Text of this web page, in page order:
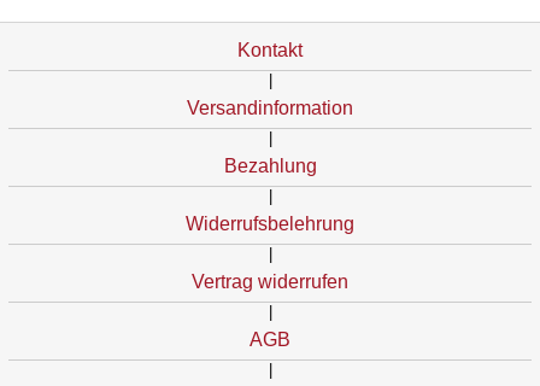
Kontakt
Versandinformation
Bezahlung
Widerrufsbelehrung
Vertrag widerrufen
AGB